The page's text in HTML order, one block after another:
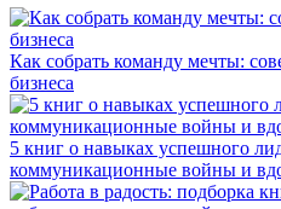
Как собрать команду мечты:
бизнеса
5 книг о навыках успешного
коммуникационные войны и